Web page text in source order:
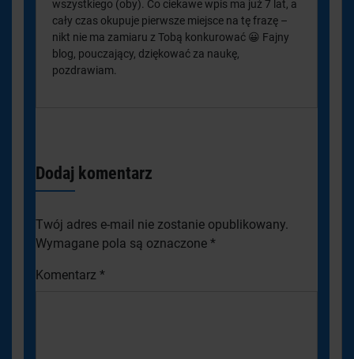
wszystkiego (oby). Co ciekawe wpis ma już 7 lat, a
cały czas okupuje pierwsze miejsce na tę frazę –
nikt nie ma zamiaru z Tobą konkurować 😀 Fajny
blog, pouczający, dziękować za naukę,
pozdrawiam.
Dodaj komentarz
Twój adres e-mail nie zostanie opublikowany.
Wymagane pola są oznaczone *
Komentarz *